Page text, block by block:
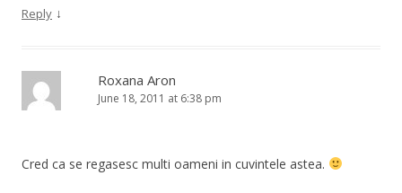
Reply ↓
Roxana Aron
June 18, 2011 at 6:38 pm
Cred ca se regasesc multi oameni in cuvintele astea.